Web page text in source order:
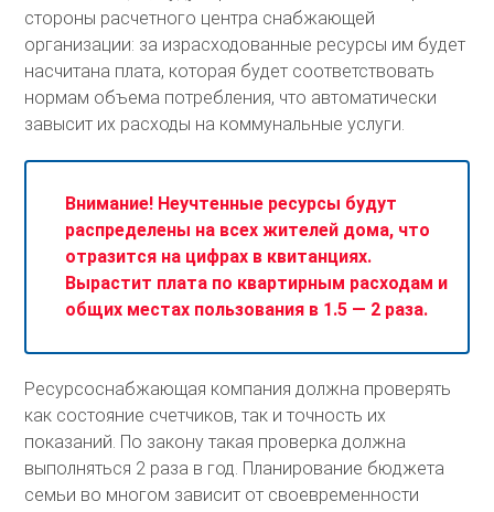
стороны расчетного центра снабжающей
организации: за израсходованные ресурсы им будет
насчитана плата, которая будет соответствовать
нормам объема потребления, что автоматически
завысит их расходы на коммунальные услуги.
Внимание! Неучтенные ресурсы будут
распределены на всех жителей дома, что
отразится на цифрах в квитанциях.
Вырастит плата по квартирным расходам и
общих местах пользования в 1.5 — 2 раза.
Ресурсоснабжающая компания должна проверять
как состояние счетчиков, так и точность их
показаний. По закону такая проверка должна
выполняться 2 раза в год. Планирование бюджета
семьи во многом зависит от своевременности